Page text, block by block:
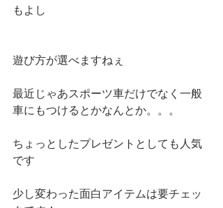
もよし
遊び方が選べますねぇ
最近じゃあスポーツ車だけでなく一般
車にもつけるとかなんとか。。。
ちょっとしたプレゼントとしても人気
です
少し変わった面白アイテムは要チェッ